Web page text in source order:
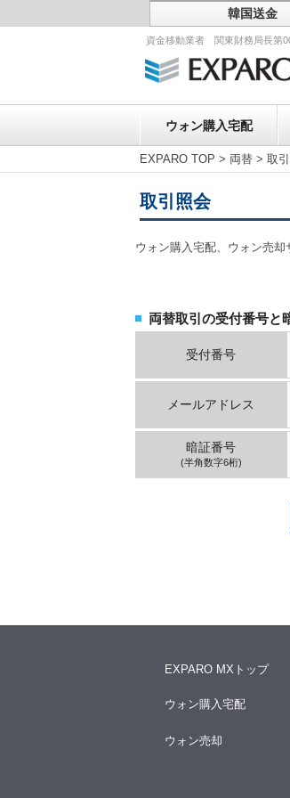
韓国送金
資金移動業者 関東財務局長第
ウォン購入宅配
EXPARO TOP > 両替 > 取
取引照会
ウォン購入宅配、ウォン売却
両替取引の受付番号と
受付番号
メールアドレス
暗証番号
(半角数字6桁)
EXPARO MXトップ
ウォン購入宅配
ウォン売却